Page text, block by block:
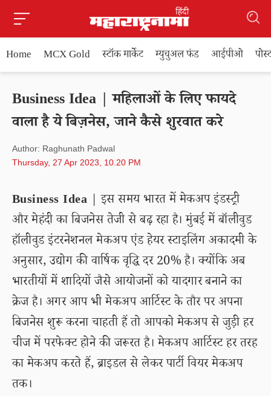
Home MCX Gold स्टॉक मार्केट म्युचुअल फंड आईपीओ
Business Idea | महिलाओं के लिए फायदे
वाला है ये बिज़नेस, जाने कैसे शुरवात करे
Author: Raghunath Padwal
Thursday, 27 Apr 2023, 10.20 PM
Business Idea | इस समय भारत में मेकअप इंडस्ट्री
और मेहंदी का बिजनेस तेजी से बढ़ रहा है। मुंबई में बॉलीवुड
हॉलीवुड इंटरनेशनल मेकअप एंड हेयर स्टाइलिंग अकादमी के
अनुसार, उद्योग की वार्षिक वृद्धि दर 20% है। क्योंकि अब
भारतीयों में शादियों जैसे आयोजनों को यादगार बनाने का
क्रेज है। अगर आप भी मेकअप आर्टिस्ट के तौर पर अपना
बिजनेस शुरू करना चाहती हैं तो आपको मेकअप से जुड़ी हर
चीज में परफेक्ट होने की जरूरत है। मेकअप आर्टिस्ट हर तरह
का मेकअप करते हैं, ब्राइडल से लेकर पार्टी वियर मेकअप
तक।